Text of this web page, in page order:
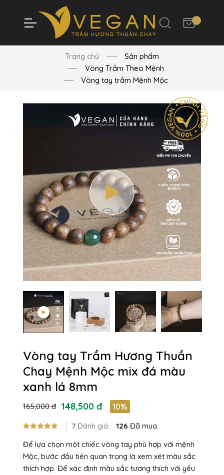
Trang chủ
Sản phẩm
Vòng Trầm Theo Mệnh
Vòng tay trầm Mệnh Mộc
Vòng tay Trầm Hương Thuần
Chay Mệnh Mộc mix đá màu
xanh lá 8mm
165,000 đ 148,500 đ 10%
7 Đánh giá 126 Đã mua
Để lựa chọn một chiếc vòng tay phù hợp với mệnh
Mộc, bước đầu tiên quan trọng là xem xét màu sắc
thích hợp. Để xác định màu sắc tương thích với yếu